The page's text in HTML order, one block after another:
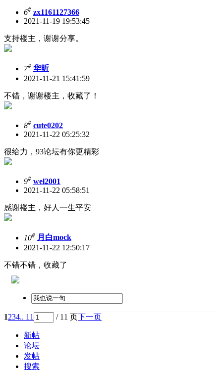
6# zx1161127366
2021-11-19 19:53:45
支持楼主，谢谢分享。
7# 华昕
2021-11-21 15:41:59
不错，谢谢楼主，收藏了！
8# cute0202
2021-11-22 05:25:32
很给力，93论坛有你更精彩
9# wel2001
2021-11-22 05:58:51
感谢楼主，好人一生平安
10# 月白mock
2021-11-22 12:50:17
不错不错，收藏了
1234.. 11 / 11 页下一页
新帖
论坛
发帖
搜索